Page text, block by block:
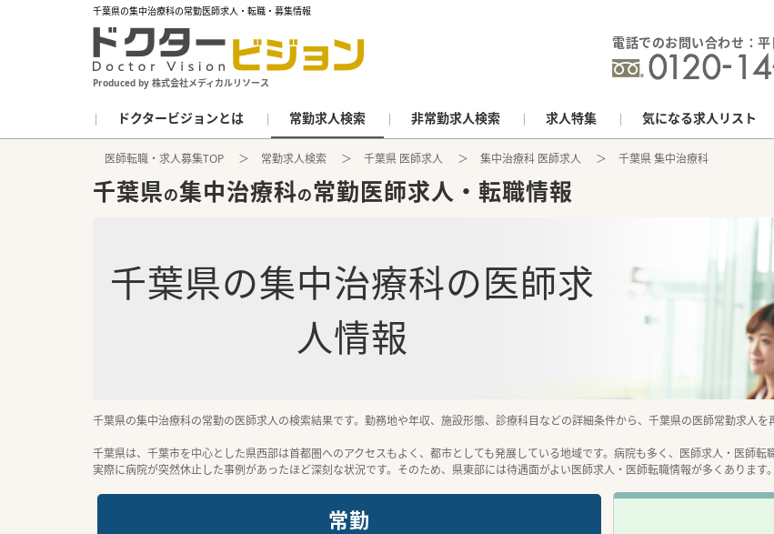
千葉県の集中治療科の常勤医師求人・転職・募集情報
Produced by 株式会社メディカルリソース
電話でのお問い合わせ：
ドクタービジョンとは 常勤求人検索 非常勤求人検索 求人特集 気になる求人リスト
医師転職・求人募集TOP 常勤求人検索 千葉県 医師求人 集中治療科 医師求人 千葉県 集中治療科
千葉県の集中治療科の常勤医師求人・転職情報
千葉県の集中治療科の医師求
人情報
千葉県の集中治療科の常勤の医師求人の検索結果です。勤務地や年収、施設形態、診療科目などの詳細条件から、千葉県の医師常勤求人を
千葉県は、千葉市を中心とした県西部は首都圏へのアクセスもよく、都市としても発展している地域です。病院も多く、医師求人・医師転
実際に病院が突然休止した事例があったほど深刻な状況です。そのため、県東部には待遇面がよい医師求人・医師転職情報が多くあります。
常勤